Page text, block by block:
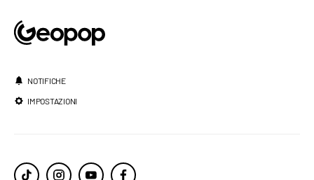
NOTIFICHE
IMPOSTAZIONI